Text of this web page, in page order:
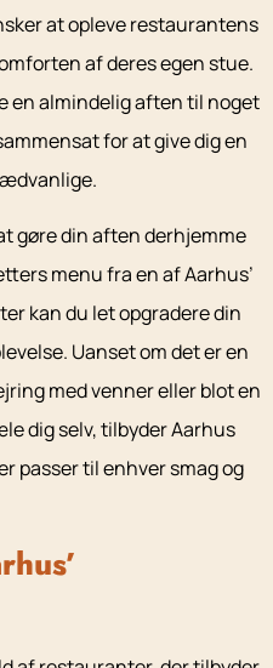
at opleve restaurantens
af deres egen stue.
en almindelig aften til noget
for at give dig en
gøre din aften derhjemme
menu fra en af Aarhus’
kan du let opgradere din
Uanset om det er en
med venner eller blot en
dig selv, tilbyder Aarhus
passer til enhver smag og